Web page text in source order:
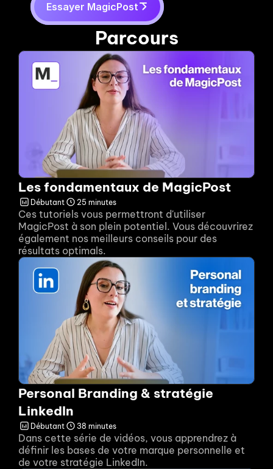
Essayer MagicPost
Parcours
Les fondamentaux de MagicPost
Débutant 25 minutes
Ces tutoriels vous permettront d'utiliser
MagicPost à son plein potentiel. Vous découvrirez
également nos meilleurs conseils pour des
résultats optimals.
Personal Branding & stratégie
LinkedIn
Débutant 38 minutes
Dans cette série de vidéos, vous apprendrez à
définir les bases de votre marque personnelle et
de votre stratégie LinkedIn.